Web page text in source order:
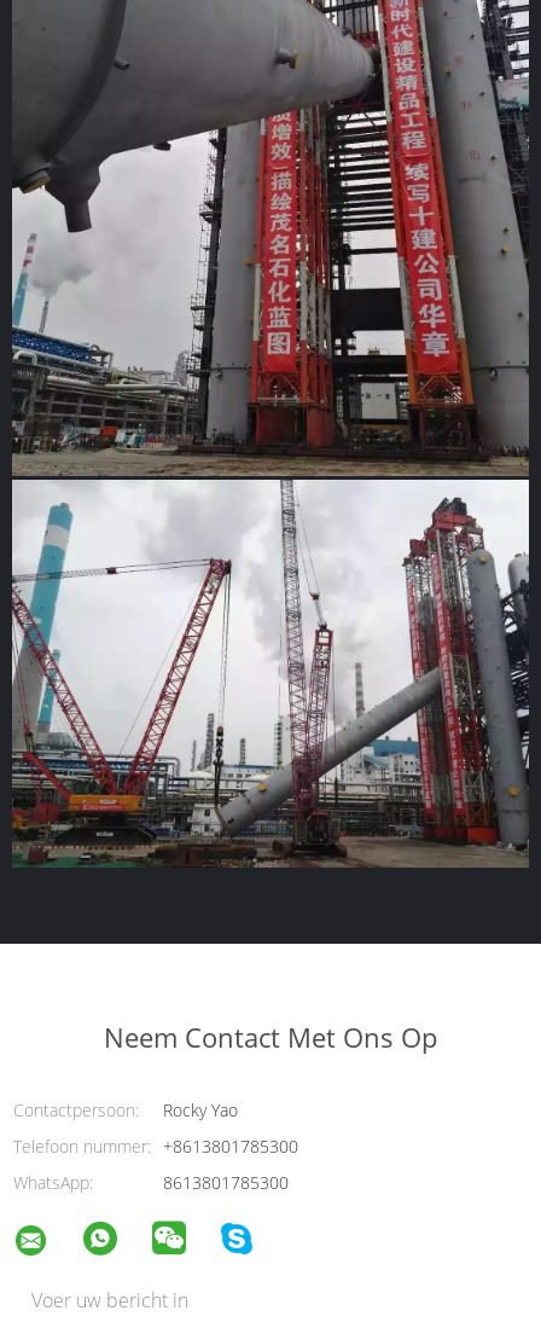
Neem Contact Met Ons Op
Contactpersoon:
Rocky Yao
Telefoon nummer: +8613801785300
WhatsApp:
8613801785300
Voer uw bericht in